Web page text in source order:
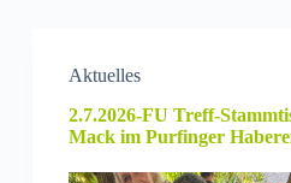
Aktuelles
2.7.2026-FU Treff-
Mack im Purfinger